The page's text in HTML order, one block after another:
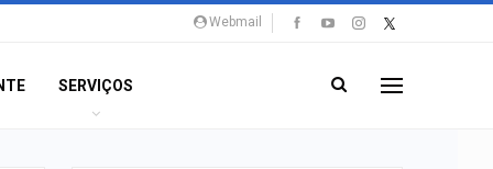
Webmail
SERVIÇOS